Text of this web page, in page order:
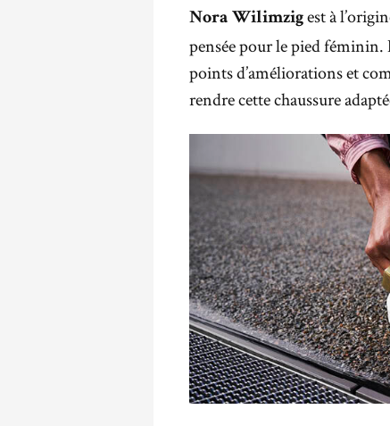
Nora Wilimzig est à
pensée pour le pied
points d’améliorations et
rendre cette chaussure